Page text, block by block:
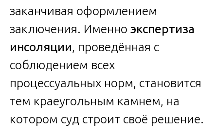
заканчивая оформлением
заключения. Именно экспертиза
инсоляции, проведённая с
соблюдением всех
процессуальных норм, становится
тем краеугольным камнем, на
котором суд строит своё решение.